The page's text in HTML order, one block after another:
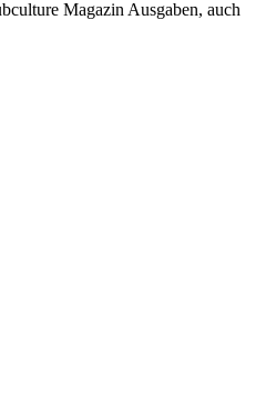
Magazin Ausgaben, auch